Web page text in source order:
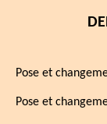
Pose et
Pose et